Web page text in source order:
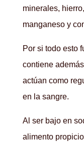
minerales,
manganeso y
Por si todo esto
contiene
actúan como
en la sangre.
Al ser bajo en
alimento